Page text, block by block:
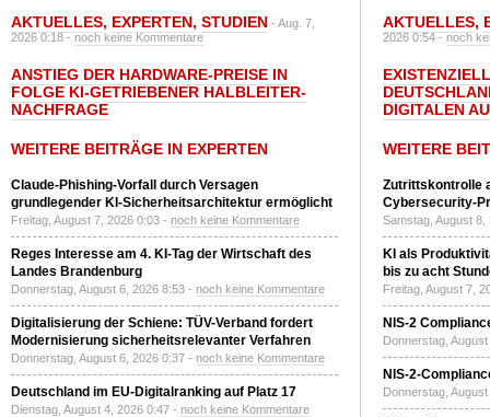
AKTUELLES, EXPERTEN, STUDIEN - Aug. 7,
2026 0:18 -noch keine Kommentare
ANSTIEG DER HARDWARE-PREISE IN
FOLGE KI-GETRIEBENER HALBLEITER-
NACHFRAGE
WEITERE BEITRÄGE IN EXPERTEN
Claude-Phishing-Vorfall durch Versagen
grundlegender KI-Sicherheitsarchitektur ermöglicht
Freitag, August 7, 2026 0:03 - noch keine Kommentare
Reges Interesse am 4. KI-Tag der Wirtschaft des
Landes Brandenburg
Donnerstag, August 6, 2026 8:53 - noch keine Kommentare
Digitalisierung der Schiene: TÜV-Verband fordert
Modernisierung sicherheitsrelevanter Verfahren
Donnerstag, August 6, 2026 0:37 - noch keine Kommentare
Deutschland im EU-Digitalranking auf Platz 17
Dienstag, August 4, 2026 0:47 - noch keine Kommentare
AKTUELLES,
2026 0:54 -noch
DIGITALEN
WEITERE
Zutrittskontrolle
Cybersecurity-
Samstag, August
KI als
bis zu acht
Freitag, August 7,
NIS-2
Donnerstag,
NIS-2-
Donnerstag,